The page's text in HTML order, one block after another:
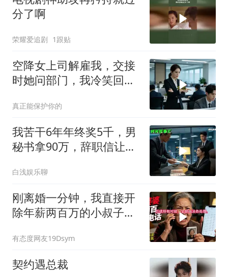
分了啊
荣耀爱追剧 1跟贴
空降女上司解雇我，交接
时她问部门，我冷笑回
真正能保护你的
我苦干6年年终奖5千，男
秘书拿90万，辞职信让女
白浅娱乐聊
刚离婚一分钟，我直接开
除年薪两百万的小叔子，
有态度网友19Dsym
契约遇总裁